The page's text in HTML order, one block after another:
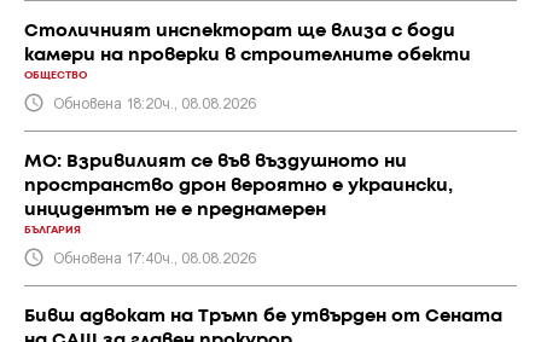
Столичният инспекторат ще влиза с боди
камери на проверки в строителните обекти
ОБЩЕСТВО
Обновена 18:20ч., 08.08.2026
МО: Взривилият се във въздушното ни
пространство дрон вероятно е украински,
инцидентът не е преднамерен
БЪЛГАРИЯ
Обновена 17:40ч., 08.08.2026
Бивш адвокат на Тръмп бе утвърден от Сената